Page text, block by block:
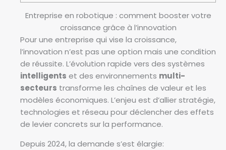
Entreprise en robotique : comment booster votre
croissance grâce à l’innovation
Pour une entreprise qui vise la croissance,
l’innovation n’est pas une option mais une condition
de réussite. L’évolution rapide vers des systèmes
intelligents et des environnements multi-
secteurs transforme les chaînes de valeur et les
modèles économiques. L’enjeu est d’allier stratégie,
technologies et réseau pour déclencher des effets
de levier concrets sur la performance.
Depuis 2024, la demande s’est élargie: